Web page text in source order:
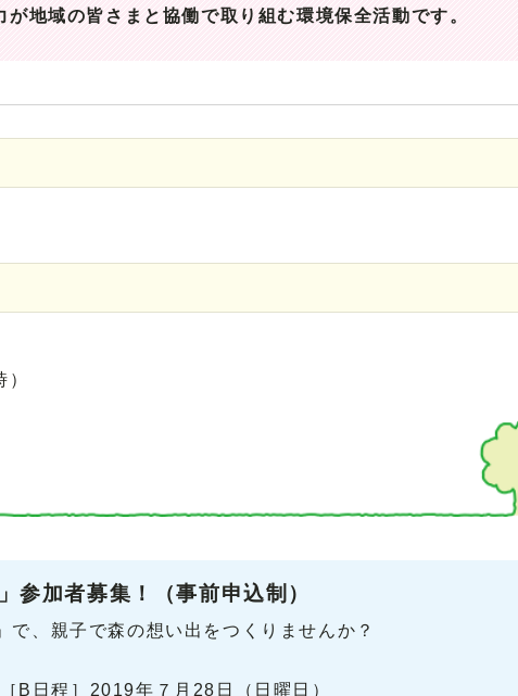
地域の皆さまと協働で取り組む環境保全活動です。
参加者募集！（事前申込制）
、親子で森の想い出をつくりませんか？
B日程］2019年７月28日（日曜日）